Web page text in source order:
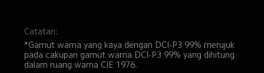
Catatan:
*Gamut warna yang kaya dengan DCI-P3 99% merujuk
pada cakupan gamut warna DCI-P3 99% yang dihitung
dalam ruang warna CIE 1976.